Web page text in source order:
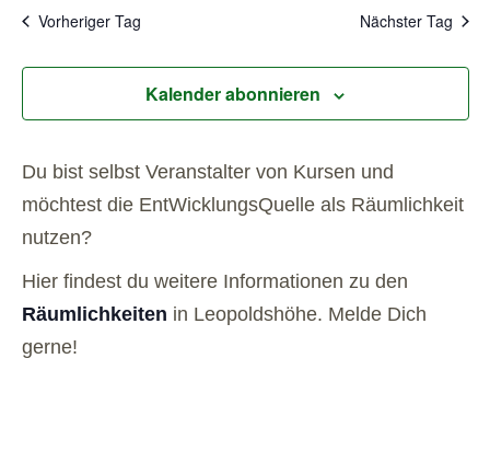
Vorheriger Tag Nächster Tag
Kalender abonnieren
Du bist selbst Veranstalter von Kursen und
möchtest die EntWicklungsQuelle als Räumlichkeit
nutzen?
Hier findest du weitere Informationen zu den
Räumlichkeiten in Leopoldshöhe. Melde Dich
gerne!